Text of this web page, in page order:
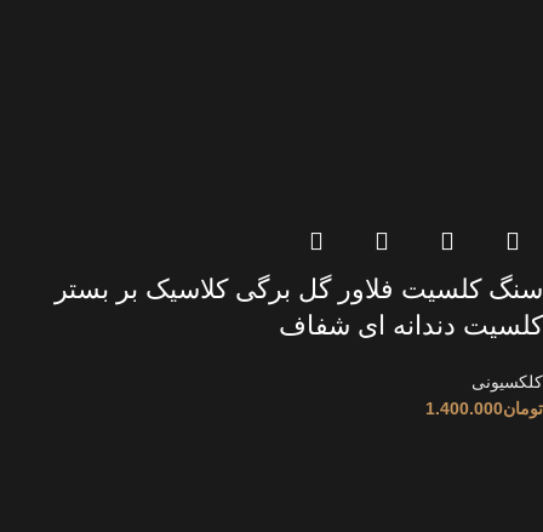
سنگ کلسیت فلاور گل برگی کلاسیک بر بستر
کلسیت دندانه ای شفاف
کلکسیونی
تومان1.400.000